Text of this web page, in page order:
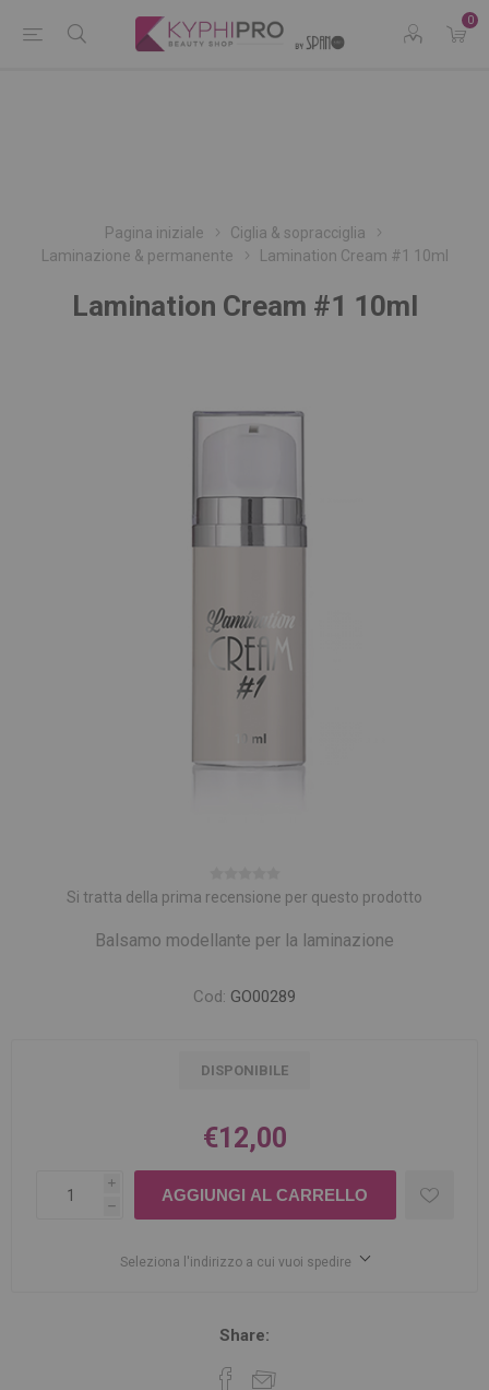
0
Pagina iniziale
Ciglia & sopracciglia
Laminazione & permanente
Lamination Cream #1 10ml
Lamination Cream #1 10ml
Si tratta della prima recensione per questo prodotto
Balsamo modellante per la laminazione
Cod: GO00289
DISPONIBILE
€12,00
i
h
Seleziona l'indirizzo a cui vuoi spedire
Share: